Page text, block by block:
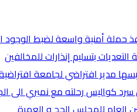
أمنية واسعة لضبط الوجود الأجنبي
التعديات بتسليم إنذارات للمخالفين
​مدير افتراضي لجامعة
سرد كواليس رحلته مع نميري الى